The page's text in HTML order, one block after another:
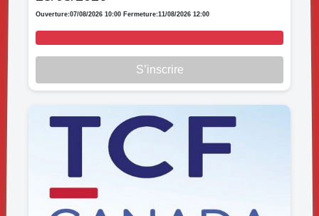
Ouverture:07/08/2026 10:00 Fermeture:11/08/2026 12:00
S’inscrire